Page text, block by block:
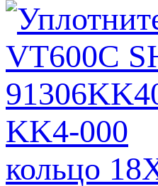
кольцо